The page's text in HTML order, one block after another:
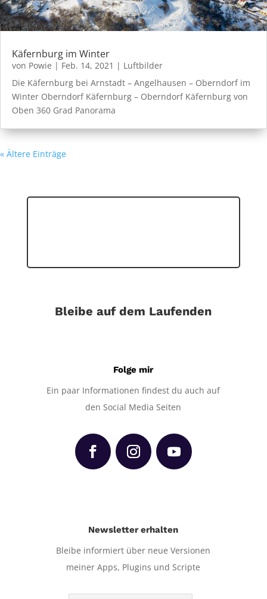
Käfernburg im Winter
von Powie | Feb. 14, 2021 | Luftbilder
Die Käfernburg bei Arnstadt – Angelhausen – Oberndorf im
Winter Oberndorf Käfernburg – Oberndorf Käfernburg von
Oben 360 Grad Panorama
« Ältere Einträge
Bleibe auf dem Laufenden
Folge mir
Ein paar Informationen findest du auch auf
den Social Media Seiten
Newsletter erhalten
Bleibe informiert über neue Versionen
meiner Apps, Plugins und Scripte